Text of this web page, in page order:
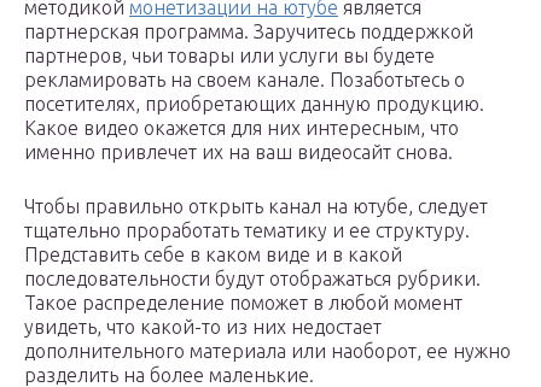
методикой монетизации на ютубе является
партнерская программа. Заручитесь поддержкой
партнеров, чьи товары или услуги вы будете
рекламировать на своем канале. Позаботьтесь о
посетителях, приобретающих данную продукцию.
Какое видео окажется для них интересным, что
именно привлечет их на ваш видеосайт снова.
Чтобы правильно открыть канал на ютубе, следует
тщательно проработать тематику и ее структуру.
Представить себе в каком виде и в какой
последовательности будут отображаться рубрики.
Такое распределение поможет в любой момент
увидеть, что какой-то из них недостает
дополнительного материала или наоборот, ее нужно
разделить на более маленькие.